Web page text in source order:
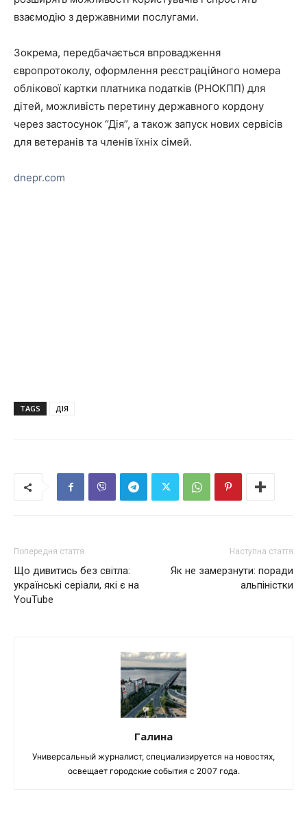
взаємодію з державними послугами.
Зокрема, передбачається впровадження
європротоколу, оформлення реєстраційного номера
облікової картки платника податків (РНОКПП) для
дітей, можливість перетину державного кордону
через застосунок “Дія”, а також запуск нових сервісів
для ветеранів та членів їхніх сімей.
dnepr.com
TAGS ДІЯ
Попередня стаття
Що дивитись без світла:
українські серіали, які є на
YouTube
Наступна стаття
Як не замерзнути: поради
альпіністки
Галина
Универсальный журналист, специализируется на новостях,
освещает городские события с 2007 года.